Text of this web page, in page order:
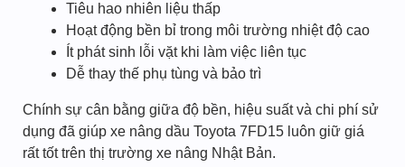
Tiêu hao nhiên liệu thấp
Hoạt động bền bỉ trong môi trường nhiệt độ cao
Ít phát sinh lỗi vặt khi làm việc liên tục
Dễ thay thế phụ tùng và bảo trì
Chính sự cân bằng giữa độ bền, hiệu suất và chi phí sử
dụng đã giúp xe nâng dầu Toyota 7FD15 luôn giữ giá
rất tốt trên thị trường xe nâng Nhật Bản.